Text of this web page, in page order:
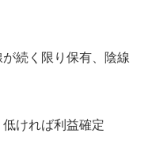
続く限り保有、陰線
ければ利益確定